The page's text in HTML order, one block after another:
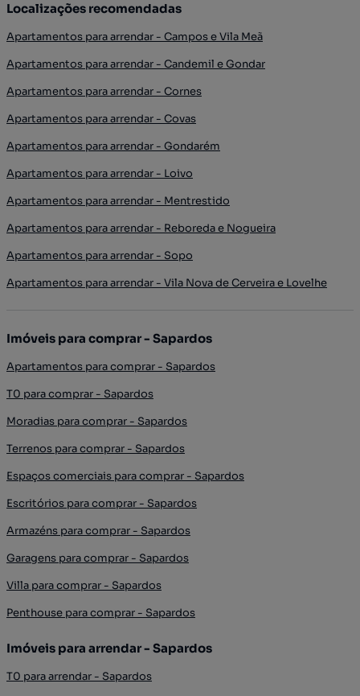
Localizações recomendadas
Apartamentos para arrendar - Campos e Vila Meã
Apartamentos para arrendar - Candemil e Gondar
Apartamentos para arrendar - Cornes
Apartamentos para arrendar - Covas
Apartamentos para arrendar - Gondarém
Apartamentos para arrendar - Loivo
Apartamentos para arrendar - Mentrestido
Apartamentos para arrendar - Reboreda e Nogueira
Apartamentos para arrendar - Sopo
Apartamentos para arrendar - Vila Nova de Cerveira e Lovelhe
Imóveis para comprar - Sapardos
Apartamentos para comprar - Sapardos
T0 para comprar - Sapardos
Moradias para comprar - Sapardos
Terrenos para comprar - Sapardos
Espaços comerciais para comprar - Sapardos
Escritórios para comprar - Sapardos
Armazéns para comprar - Sapardos
Garagens para comprar - Sapardos
Villa para comprar - Sapardos
Penthouse para comprar - Sapardos
Imóveis para arrendar - Sapardos
T0 para arrendar - Sapardos